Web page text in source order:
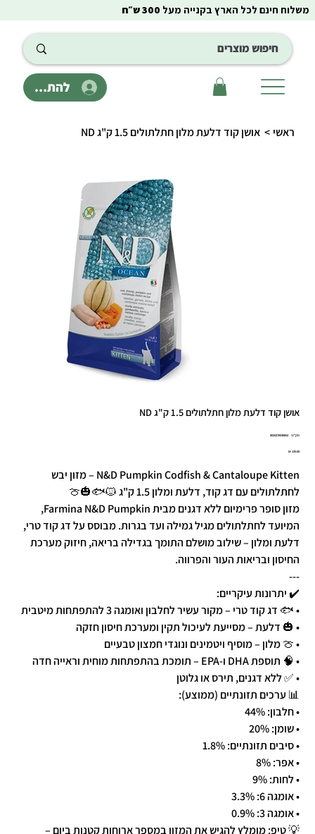
להתחבר
משלוח חינם לכל הארץ בקנייה מעל 300 ש״ח
ראשי > אושן קוד דלעת מלון חתלתולים 1.5 ק"ג ND
אושן קוד דלעת מלון חתלתולים 1.5 ק"ג ND
מק"ט:
מק"ט
8010276038852
מחיר‏135.00 ‏₪
N&D Pumpkin Codfish & Cantaloupe Kitten – מזון יבש
לחתלתולים עם דג קוד, דלעת ומלון 1.5 ק"ג 🐱🐟🎃🍈
מזון סופר פרימיום ללא דגנים מבית Farmina N&D Pumpkin,
המיועד לחתלתולים מגיל גמילה ועד בגרות. מבוסס על דג קוד טרי,
דלעת ומלון – שילוב מושלם התומך בגדילה בריאה, חיזוק מערכת
החיסון ובריאות העור והפרווה.
---
✔️ יתרונות עיקריים:
• 🐟 דג קוד טרי – מקור עשיר לחלבון ואומגה 3 להתפתחות מיטבית
• 🎃 דלעת – מסייעת לעיכול תקין ומערכת חיסון חזקה
• 🍈 מלון – מוסיף ויטמינים ונוגדי חמצון טבעיים
• 🧠 תוספת DHA ו-EPA – תומכת בהתפתחות מוחית וראייה חדה
• ✅ ללא דגנים, תירס או גלוטן
📊 ערכים תזונתיים (ממוצע):
• חלבון: 44%
• שומן: 20%
• סיבים תזונתיים: 1.8%
• אפר: 8%
• לחות: 9%
• אומגה 6: 3.3%
• אומגה 3: 0.9%
💡 טיפ: מומלץ להגיש את המזון במספר ארוחות קטנות ביום –